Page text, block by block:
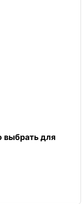
выбрать для